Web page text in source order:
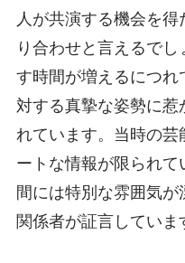
人が共演する機会を
り合わせと言えるで
す時間が増えるにつれ
対する真摯な姿勢に惹
れています。当時の
ートな情報が限られ
間には特別な雰囲気
関係者が証言していま